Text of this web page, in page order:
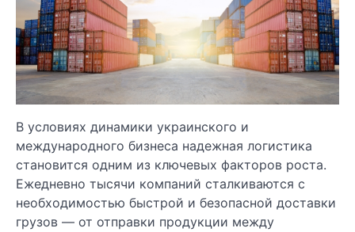
В условиях динамики украинского и
международного бизнеса надежная логистика
становится одним из ключевых факторов роста.
Ежедневно тысячи компаний сталкиваются с
необходимостью быстрой и безопасной доставки
грузов — от отправки продукции между